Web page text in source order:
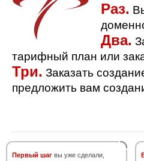
Раз.
Два.
тарифный план или
Три. Заказать
предложить вам
Первый шаг вы уже сделали,